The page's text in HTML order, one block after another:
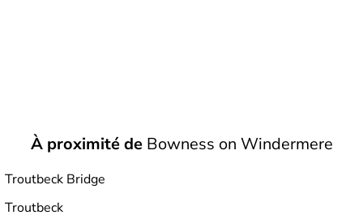
À proximité deBowness on Windermere
Troutbeck Bridge
Troutbeck